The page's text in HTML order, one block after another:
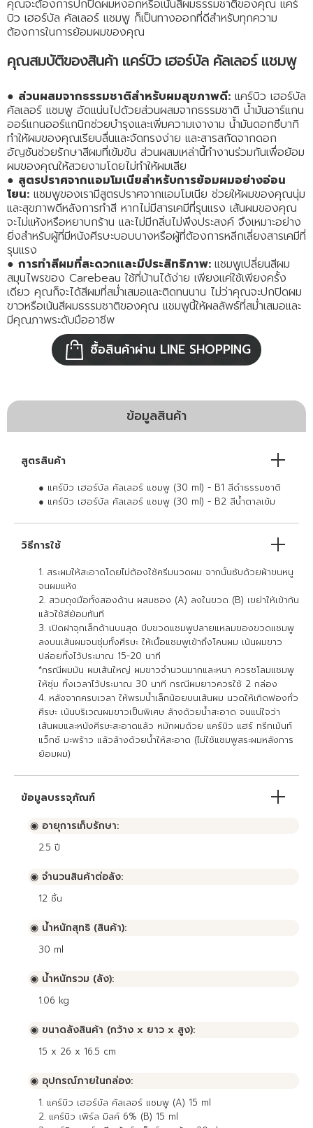
คุณจะต้องการปกปิดผมหงอกหรือเน้นสีผมธรรมชาติของคุณ แคร์
บิว เฮอร์บัล คัลเลอร์ แชมพู ก็เป็นทางออกที่ดีสำหรับทุกความ
ต้องการในการย้อมผมของคุณ
คุณสมบัติของสินค้า แคร์บิว เฮอร์บัล คัลเลอร์ แชมพู
● ส่วนผสมจากธรรมชาติสำหรับผมสุขภาพดี: แคร์บิว เฮอร์บัล
คัลเลอร์ แชมพู อัดแน่นไปด้วยส่วนผสมจากธรรมชาติ น้ำมันอาร์แกน
ออร์แกนออร์แกนิกช่วยบำรุงและเพิ่มความเงางาม น้ำมันดอกซึบากิ
ทำให้ผมของคุณเรียบลื่นและจัดทรงง่าย และสารสกัดจากดอก
อัญชันช่วยรักษาสีผมที่เข้มข้น ส่วนผสมเหล่านี้ทำงานร่วมกันเพื่อย้อม
ผมของคุณให้สวยงามโดยไม่ทำให้ผมเสีย
● สูตรปราศจากแอมโมเนียสำหรับการย้อมผมอย่างอ่อน
โยน: แชมพูของเรามีสูตรปราศจากแอมโมเนีย ช่วยให้ผมของคุณนุ่ม
และสุขภาพดีหลังการทำสี หากไม่มีสารเคมีที่รุนแรง เส้นผมของคุณ
จะไม่แห้งหรือหยาบกร้าน และไม่มีกลิ่นไม่พึงประสงค์ จึงเหมาะอย่าง
ยิ่งสำหรับผู้ที่มีหนังศีรษะบอบบางหรือผู้ที่ต้องการหลีกเลี่ยงสารเคมีที่
รุนแรง
● การทำสีผมที่สะดวกและมีประสิทธิภาพ: แชมพูเปลี่ยนสีผม
สมุนไพรของ Carebeau ใช้ที่บ้านได้ง่าย เพียงแค่ใช้เพียงครั้ง
เดียว คุณก็จะได้สีผมที่สม่ำเสมอและติดทนนาน ไม่ว่าคุณจะปกปิดผม
ขาวหรือเน้นสีผมธรรมชาติของคุณ แชมพูนี้ให้ผลลัพธ์ที่สม่ำเสมอและ
มีคุณภาพระดับมืออาชีพ
ซื้อสินค้าผ่าน LINE SHOPPING
ข้อมูลสินค้า
สูตรสินค้า
● แคร์บิว เฮอร์บัล คัลเลอร์ แชมพู (30 ml) - B1 สีดำธรรมชาติ
● แคร์บิว เฮอร์บัล คัลเลอร์ แชมพู (30 ml) - B2 สีน้ำตาลเข้ม
วิธีการใช้
1. สระผมให้สะอาดโดยไม่ต้องใช้ครีมนวดผม จากนั้นซับด้วยผ้าขนหนู
จนผมแห้ง
2. สวมถุงมือทั้งสองด้าน ผสมซอง (A) ลงในขวด (B) เขย่าให้เข้ากัน
แล้วใช้สีย้อมทันที
3. เปิดฝาจุกเล็กด้านบนสุด บีบขวดแชมพูปลายแหลมของขวดแชมพู
ลงบนเส้นผมจนชุ่มทั้งศีรษะ ให้เนื้อแชมพูเข้าถึงโคนผม เน้นผมขาว
ปล่อยทิ้งไว้ประมาณ 15-20 นาที
*กรณีผมมัน ผมเส้นใหญ่ ผมขาวจำนวนมากและหนา ควรชโลมแชมพู
ให้ชุ่ม ทิ้งเวลาไว้ประมาณ 30 นาที กรณีผมยาวควรใช้ 2 กล่อง
4. หลังจากครบเวลา ให้พรมน้ำเล็กน้อยบนเส้นผม นวดให้เกิดฟองทั่ว
ศีรษะ เน้นบริเวณผมขาวเป็นพิเศษ ล้างด้วยน้ำสะอาด จนแน่ใจว่า
เส้นผมและหนังศีรษะสะอาดแล้ว หมักผมด้วย แคร์บิว แฮร์ ทรีทเม้นท์
แว็กซ์ มะพร้าว แล้วล้างด้วยน้ำให้สะอาด (ไม่ใช้แชมพูสระผมหลังการ
ย้อมผม)
ข้อมูลบรรจุภัณฑ์
◉ อายุการเก็บรักษา:
2.5 ปี
◉ จำนวนสินค้าต่อลัง:
12 ชิ้น
◉ น้ำหนักสุทธิ (สินค้า):
30 ml
◉ น้ำหนักรวม (ลัง):
1.06 kg
◉ ขนาดลังสินค้า (กว้าง x ยาว x สูง):
15 x 26 x 16.5 cm
◉ อุปกรณ์ภายในกล่อง:
1. แคร์บิว เฮอร์บัล คัลเลอร์ แชมพู (A) 15 ml
2. แคร์บิว เพิร์ล มิลค์ 6% (B) 15 ml